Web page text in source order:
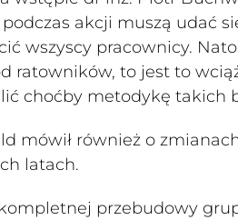
akcji muszą udać
wszyscy pracownicy.
ratowników, to jest to
choćby metodykę takich
mówił również o
latach.
przebudowy